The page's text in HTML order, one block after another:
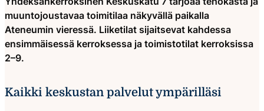
muuntojoustavaa toimitilaa näkyvällä paikalla
Ateneumin vieressä. Liiketilat sijaitsevat kahdessa
ensimmäisessä kerroksessa ja toimistotilat kerroksissa
2–9.
Kaikki keskustan palvelut ympärilläsi